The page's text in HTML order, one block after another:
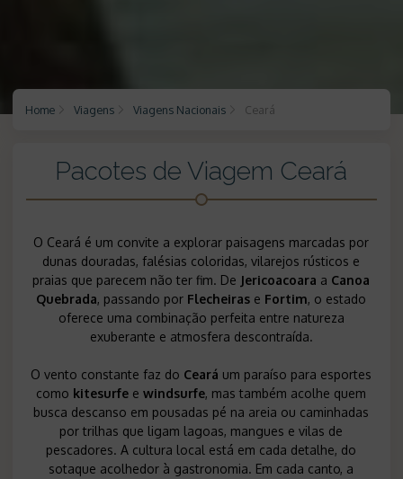
Home Viagens Viagens Nacionais Ceará
Pacotes de Viagem Ceará
O Ceará é um convite a explorar paisagens marcadas por
dunas douradas, falésias coloridas, vilarejos rústicos e
praias que parecem não ter fim. De Jericoacoara a Canoa
Quebrada, passando por Flecheiras e Fortim, o estado
oferece uma combinação perfeita entre natureza
exuberante e atmosfera descontraída.
O vento constante faz do Ceará um paraíso para esportes
como kitesurfe ewindsurfe, mas também acolhe quem
busca descanso em pousadas pé na areia ou caminhadas
por trilhas que ligam lagoas, mangues e vilas de
pescadores. A cultura local está em cada detalhe, do
sotaque acolhedor à gastronomia. Em cada canto, a